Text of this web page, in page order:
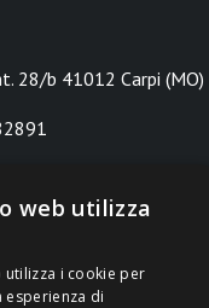
28/b 41012 Carpi (MO)
9:00-12:30 | 14:30-18:30
web utilizza
utilizza i cookie per
esperienza di